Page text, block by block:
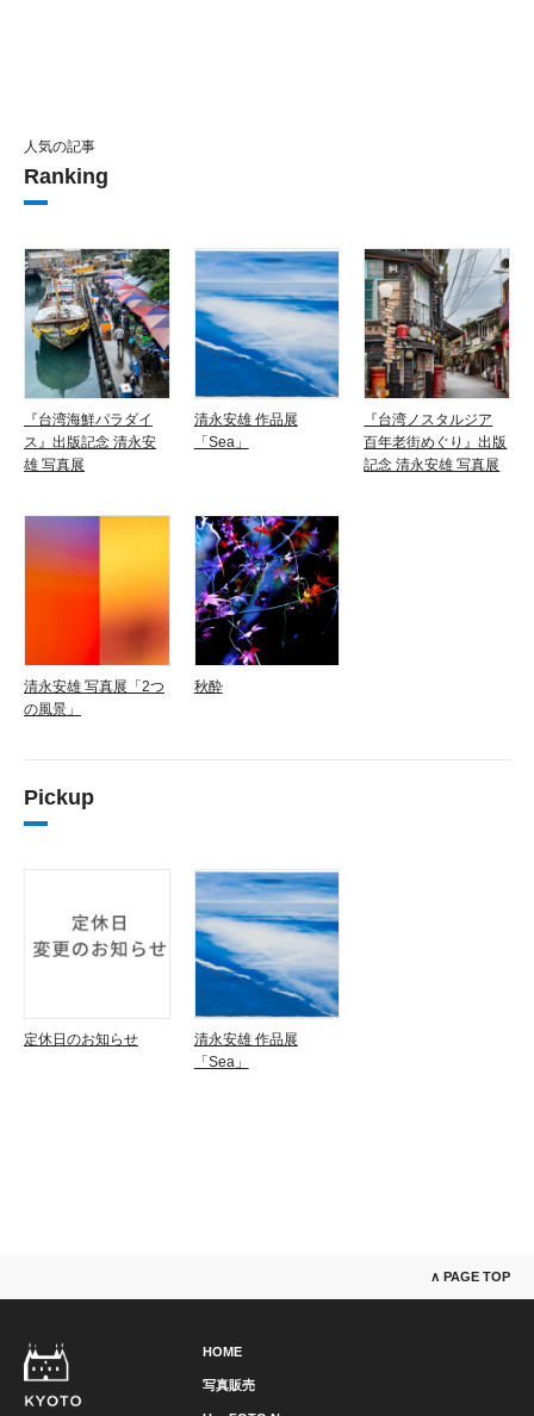
人気の記事
Ranking
『台湾海鮮パラダイ
ス』出版記念 清永安
雄 写真展
清永安雄 作品展
「Sea」
『台湾ノスタルジア
百年老街めぐり』出版
記念 清永安雄 写真展
清永安雄 写真展「2つ
の風景」
秋酔
Pickup
定休日のお知らせ
清永安雄 作品展
「Sea」
∧ PAGE TOP
HOME
写真販売